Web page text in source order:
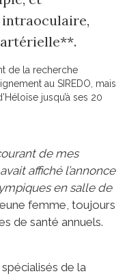
de la recherche
au SIREDO, mais
jusqu’à ses 20
de mes
affiché l’annonce
en salle de
femme, toujours
de santé annuels.
de la